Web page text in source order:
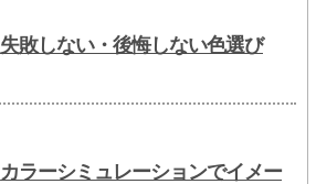
失敗しない・後悔しない色選び
カラーシミュレーションでイメー